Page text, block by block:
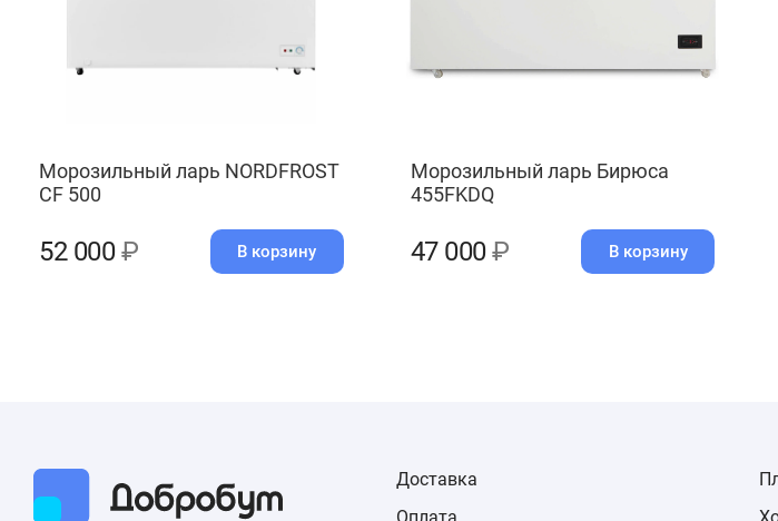
Морозильный ларь NORDFROST
CF 500
52 000₽ В корзину
Морозильный ларь Бирюса
455FKDQ
47 000₽ В корзину
Доставка